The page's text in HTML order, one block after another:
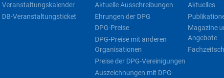
Veranstaltungskalender
DB-Veranstaltungsticket
Aktuelle Ausschreibungen
Ehrungen der DPG
DPG-Preise
DPG-Preise mit anderen
Organisationen
Preise der DPG-Vereinigungen
Auszeichnungen mit DPG-
Aktuelles
Magazine
Angebote